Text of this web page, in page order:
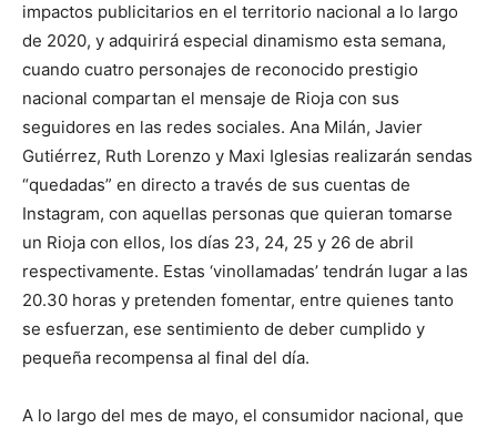
impactos publicitarios en el territorio nacional a lo largo
de 2020, y adquirirá especial dinamismo esta semana,
cuando cuatro personajes de reconocido prestigio
nacional compartan el mensaje de Rioja con sus
seguidores en las redes sociales. Ana Milán, Javier
Gutiérrez, Ruth Lorenzo y Maxi Iglesias realizarán sendas
“quedadas” en directo a través de sus cuentas de
Instagram, con aquellas personas que quieran tomarse
un Rioja con ellos, los días 23, 24, 25 y 26 de abril
respectivamente. Estas ‘vinollamadas’ tendrán lugar a las
20.30 horas y pretenden fomentar, entre quienes tanto
se esfuerzan, ese sentimiento de deber cumplido y
pequeña recompensa al final del día.
A lo largo del mes de mayo, el consumidor nacional, que